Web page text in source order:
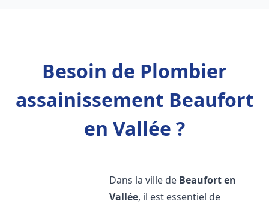
Besoin de Plombier
assainissement Beaufort
en Vallée ?
Dans la ville de Beaufort en
Vallée, il est essentiel de